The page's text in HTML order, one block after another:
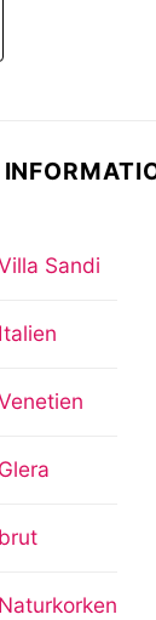
Sandi
Italien
Glera
brut
Naturkorken